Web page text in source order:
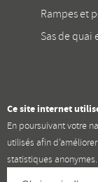
Rampes et
Sas de quai
Ce site internet
En poursuivant votre
utilisés afin
statistiques anonymes.